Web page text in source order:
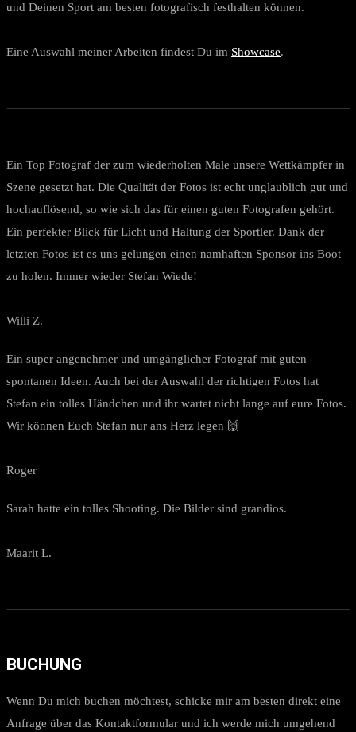
und Deinen Sport am besten fotografisch festhalten können.
Eine Auswahl meiner Arbeiten findest Du im Showcase.
Ein Top Fotograf der zum wiederholten Male unsere Wettkämpfer in
Szene gesetzt hat. Die Qualität der Fotos ist echt unglaublich gut und
hochauflösend, so wie sich das für einen guten Fotografen gehört.
Ein perfekter Blick für Licht und Haltung der Sportler. Dank der
letzten Fotos ist es uns gelungen einen namhaften Sponsor ins Boot
zu holen. Immer wieder Stefan Wiede!
Willi Z.
Ein super angenehmer und umgänglicher Fotograf mit guten
spontanen Ideen. Auch bei der Auswahl der richtigen Fotos hat
Stefan ein tolles Händchen und ihr wartet nicht lange auf eure Fotos.
Wir können Euch Stefan nur ans Herz legen 🙌
Roger
Sarah hatte ein tolles Shooting. Die Bilder sind grandios.
Maarit L.
BUCHUNG
Wenn Du mich buchen möchtest, schicke mir am besten direkt eine
Anfrage über das Kontaktformular und ich werde mich umgehend